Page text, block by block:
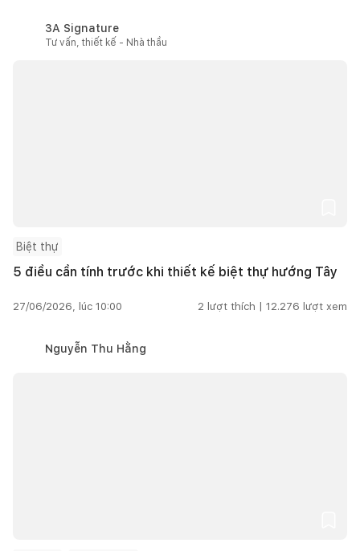
3A Signature
Tư vấn, thiết kế - Nhà thầu
Biệt thự
5 điều cần tính trước khi thiết kế biệt thự hướng Tây
27/06/2026, lúc 10:00 2 lượt thích | 12.276 lượt xem
Nguyễn Thu Hằng